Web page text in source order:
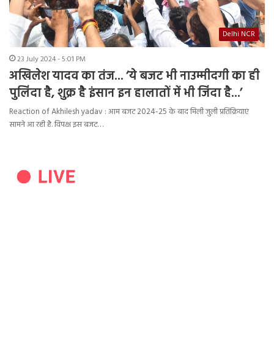
Delhi NCR
23 July 2024 - 5:01 PM
अखिलेश यादव का तंज… ‘ये बजट भी नाउम्मीदगी का ही
पुलिंदा है, शुक्र है इंसान इन हालातों में भी जिंदा है…’
Reaction of Akhilesh yadav : आम बजट 2024-25 के बाद मिली जुली प्रतिक्रियाएं
सामने आ रही है. विपक्ष इस बजट…